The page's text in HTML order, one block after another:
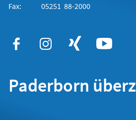
Fax:
05251 88-2000
Paderborn